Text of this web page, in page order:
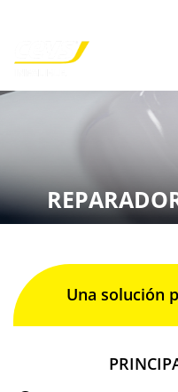
RECOMENDADOR
APLICACIONES
CALCULADORA
SOBRE CEYS
SUSCRIBIRME
Una solución